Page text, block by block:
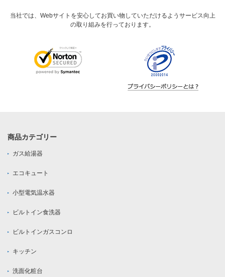
当社では、Webサイトを安心してお買い物していただけるようサービス向上
の取り組みを行っております。
商品カテゴリー
ガス給湯器
エコキュート
小型電気温水器
ビルトイン食洗器
ビルトインガスコンロ
キッチン
洗面化粧台